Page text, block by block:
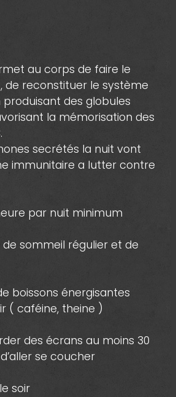
au corps de faire le
, de reconstituer le système
des globules
la mémorisation des
secrétés la nuit vont
immunitaire a lutter contre
par nuit minimum
sommeil régulier et de
boissons énergisantes
( caféine, theine )
des écrans au moins 30
se coucher
soir